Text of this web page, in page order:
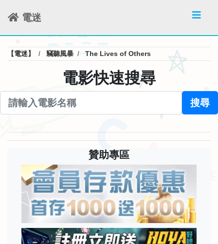
電迷
【電迷】 竊聽風暴 The Lives of Others
電影快速搜尋
搜尋
贊助專區